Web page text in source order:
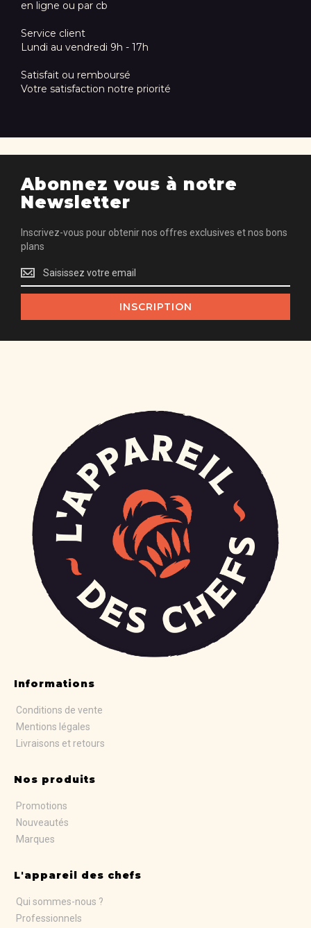
WRAPMASTER -
ALIMENTAIRE 30
CM X 100 M -
LOT DE 3 1000
17,99 €
En Rupture De
GRILLE À PIZZA
ALUMINIUM - Ø
AJOUTER AU PANIER
DE BUYER -
COUVERCLE EN
VERRE AVEC
BOUTON
BAKÉLITE/INOX -
Ø 32 CM
35,00 €
AJOUTER AU PANIER
DE BUYER -
COUVERCLE EN
VERRE AVEC
BOUTON EN
BAKÉLITE/INOX -
Ø 24 CM
18,20 €
26,00 €
AJOUTER AU PANIER
DE BUYER -
COUVERCLE EN
VERRE AVEC
BOUTON EN
BAKÉLITE/INOX -
24,00 €
AJOUTER AU PANIER